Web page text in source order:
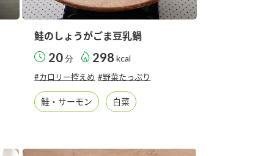
鮭のしょうがごま豆乳鍋
20分 298 kcal
#カロリー控えめ #野菜たっぷり
鮭・サーモン 白菜